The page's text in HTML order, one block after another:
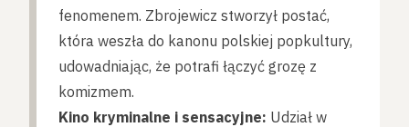
fenomenem. Zbrojewicz stworzył postać,
która weszła do kanonu polskiej popkultury,
udowadniając, że potrafi łączyć grozę z
komizmem.
Kino kryminalne i sensacyjne: Udział w